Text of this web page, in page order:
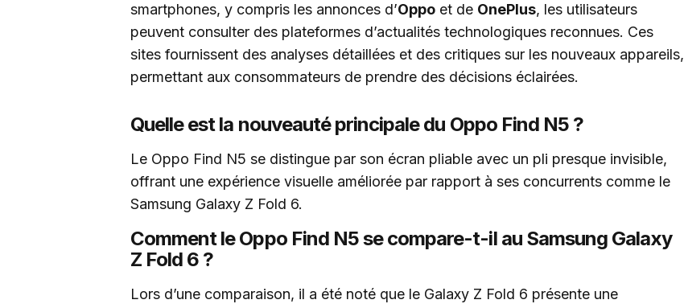
smartphones, y compris les annonces d’Oppo et de OnePlus, les utilisateurs
peuvent consulter des plateformes d’actualités technologiques reconnues. Ces
sites fournissent des analyses détaillées et des critiques sur les nouveaux appareils,
permettant aux consommateurs de prendre des décisions éclairées.
Quelle est la nouveauté principale du Oppo Find N5 ?
Le Oppo Find N5 se distingue par son écran pliable avec un pli presque invisible,
offrant une expérience visuelle améliorée par rapport à ses concurrents comme le
Samsung Galaxy Z Fold 6.
Comment le Oppo Find N5 se compare-t-il au Samsung Galaxy
Z Fold 6 ?
Lors d’une comparaison, il a été noté que le Galaxy Z Fold 6 présente une